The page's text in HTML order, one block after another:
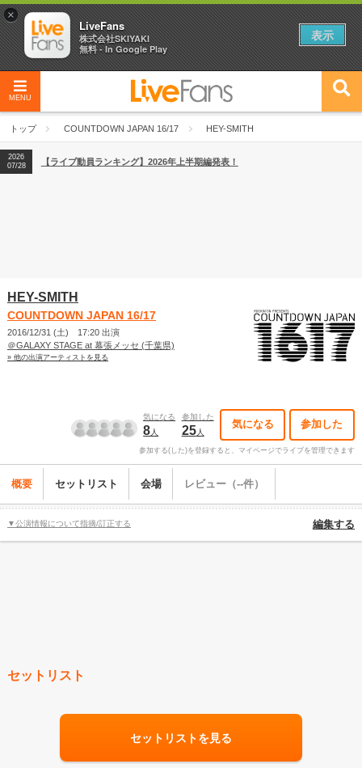
MENU
トップ COUNTDOWN JAPAN 16/17 HEY-SMITH
04/27
【フェス特集2026】フェス情報はここから！
2026
07/28
2026
【フェス特集2026】フェス情報はここから！
2026
07/28
【ライブ動員ランキング】2026年上半期編発表！
HEY-SMITH
COUNTDOWN JAPAN 16/17
2016/12/31 (土) 17:20 出演
＠GALAXY STAGE at 幕張メッセ (千葉県)
» 他の出演アーティストを見る
気になる
8人
参加した
25人
気になる 参加した
参加する(した)を登録すると、マイページでライブを管理できます
概要 セットリスト 会場 レビュー（--件）
▼公演情報について指摘/訂正する 編集する
セットリスト
セットリストを見る
×
LiveFans
株式会社SKIYAKI
無料 - In Google Play
表示